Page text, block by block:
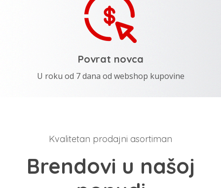
Povrat novca
U roku od 7 dana od webshop kupovine
Kvalitetan prodajni asortiman
Brendovi u našoj